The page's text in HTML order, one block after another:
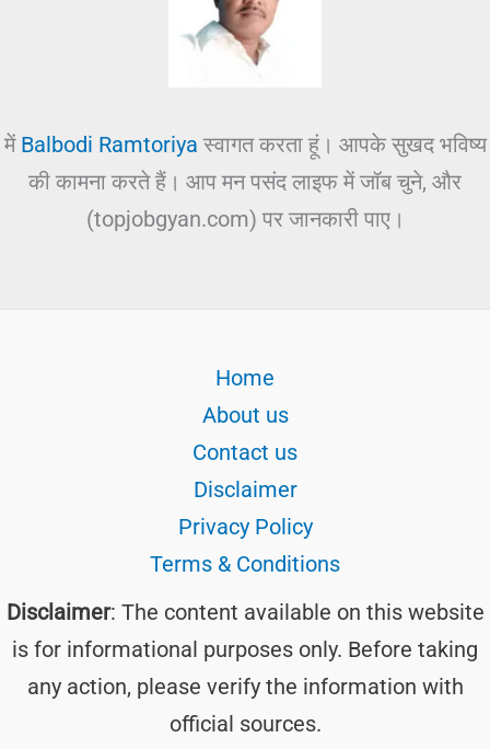
में Balbodi Ramtoriya स्वागत करता हूं। आपके सुखद भविष्य
की कामना करते हैं। आप मन पसंद लाइफ में जॉब चुने, और
(topjobgyan.com) पर जानकारी पाए।
Home
About us
Contact us
Disclaimer
Privacy Policy
Terms & Conditions
Disclaimer: The content available on this website
is for informational purposes only. Before taking
any action, please verify the information with
official sources.